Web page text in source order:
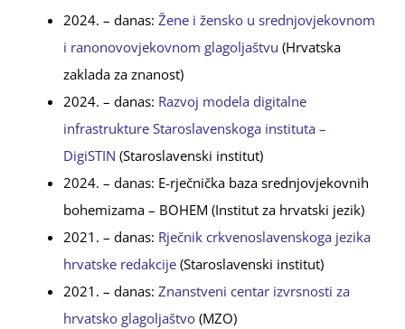
2024. – danas: Žene i žensko u srednjovjekovnom
i ranonovovjekovnom glagoljaštvu (Hrvatska
zaklada za znanost)
2024. – danas: Razvoj modela digitalne
infrastrukture Staroslavenskoga instituta –
DigiSTIN (Staroslavenski institut)
2024. – danas: E-rječnička baza srednjovjekovnih
bohemizama – BOHEM (Institut za hrvatski jezik)
2021. – danas: Rječnik crkvenoslavenskoga jezika
hrvatske redakcije(Staroslavenski institut)
2021. – danas: Znanstveni centar izvrsnosti za
hrvatsko glagoljaštvo(MZO)